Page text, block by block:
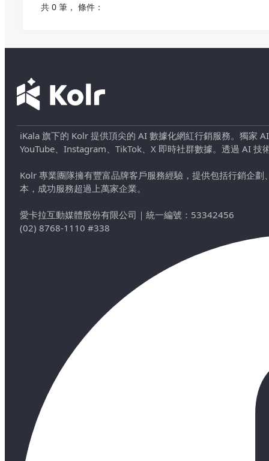
共 0 筆 ， 條件：
iKala 旗下的 Kolr 提供頂尖的 AI 數據化網紅行銷服務。獨家
YouTube、Instagram、TikTok、X 即時社群數據。透過 AI
Kolr 專業團隊擁有豐富品牌客戶服務經驗，提供包括行銷企
本，成功服務超過上萬家企業。
愛卡拉互動媒體股份有限公司 ｜ 統一編號：53342456
(02) 8768-1110 #338